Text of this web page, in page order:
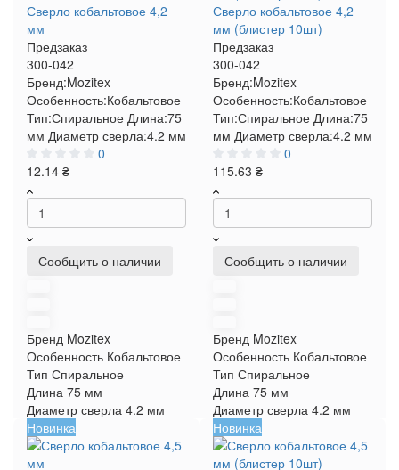
Сверло кобальтовое 4,2
мм
Предзаказ
300-042
Бренд:Mozitex
Особенность:Кобальтовое
Тип:Спиральное Длина:75
мм Диаметр сверла:4.2 мм
0
12.14 ₴
Сообщить о наличии
Бренд Mozitex
Особенность Кобальтовое
Тип Спиральное
Длина 75 мм
Диаметр сверла 4.2 мм
Сверло кобальтовое 4,2
мм (блистер 10шт)
Предзаказ
300-042
Бренд:Mozitex
Особенность:Кобальтовое
Тип:Спиральное Длина:75
мм Диаметр сверла:4.2 мм
0
115.63 ₴
Сообщить о наличии
Бренд Mozitex
Особенность Кобальтовое
Тип Спиральное
Длина 75 мм
Диаметр сверла 4.2 мм
Новинка
Новинка